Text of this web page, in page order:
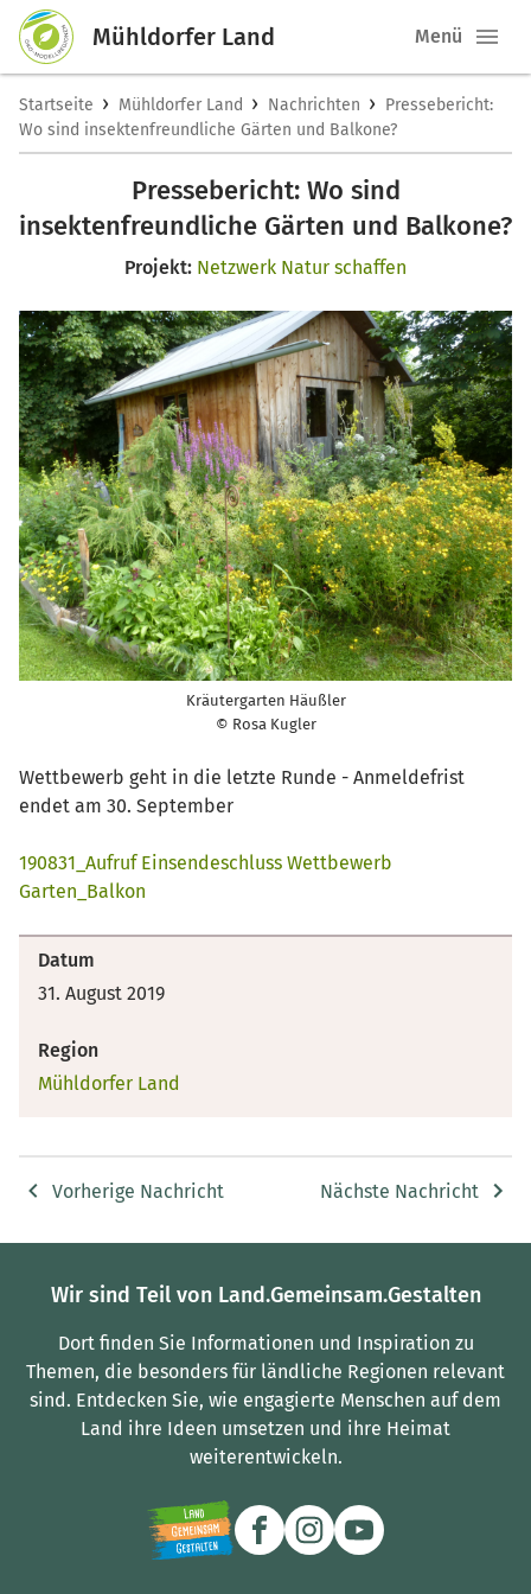
Mühldorfer Land Menü
Startseite › Mühldorfer Land › Nachrichten › Pressebericht:
Wo sind insektenfreundliche Gärten und Balkone?
Pressebericht: Wo sind
insektenfreundliche Gärten und Balkone?
Projekt: Netzwerk Natur schaffen
Kräutergarten Häußler
© Rosa Kugler
Wettbewerb geht in die letzte Runde - Anmeldefrist
endet am 30. September
190831_Aufruf Einsendeschluss Wettbewerb
Garten_Balkon
Datum
31. August 2019
Region
Mühldorfer Land
Vorherige Nachricht Nächste Nachricht
Wir sind Teil von Land.Gemeinsam.Gestalten
Dort finden Sie Informationen und Inspiration zu
Themen, die besonders für ländliche Regionen relevant
sind. Entdecken Sie, wie engagierte Menschen auf dem
Land ihre Ideen umsetzen und ihre Heimat
weiterentwickeln.